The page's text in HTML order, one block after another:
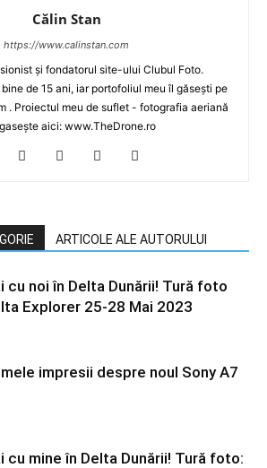
Călin Stan
https://www.calinstan.com
și fondatorul site-ului Clubul Foto.
de 15 ani, iar portofoliul meu îl găsești pe
. Proiectul meu de suflet - fotografia aeriană
aici: www.TheDrone.ro
ARTICOLE ALE AUTORULUI
cu noi în Delta Dunării! Tură foto
Explorer 25-28 Mai 2023
impresii despre noul Sony A7
cu mine în Delta Dunării! Tură foto: